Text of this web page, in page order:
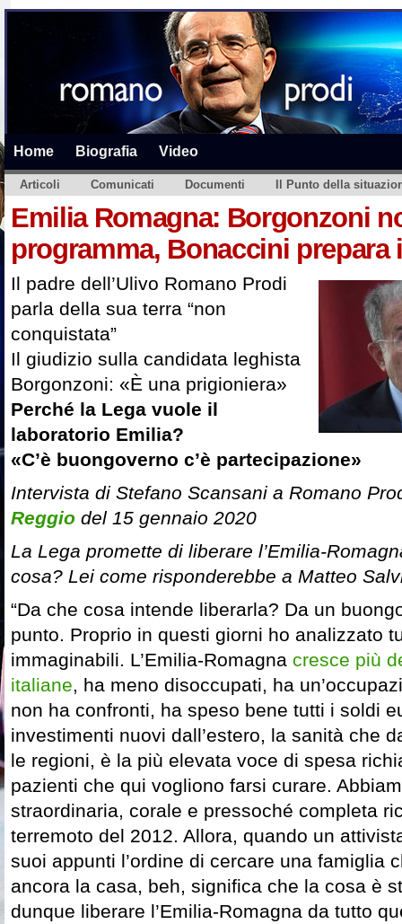
Home Biografia Video
Articoli Comunicati Documenti Il Punto della
Emilia Romagna: Borgonzoni
programma, Bonaccini prepara
Il padre dell’Ulivo Romano Prodi
parla della sua terra “non
conquistata”
Il giudizio sulla candidata leghista
Borgonzoni: «È una prigioniera»
Perché la Lega vuole il
laboratorio Emilia?
«C’è buongoverno c’è partecipazione»
Intervista di Stefano Scansani a Romano
Reggio del 15 gennaio 2020
La Lega promette di liberare l’Emilia-
cosa? Lei come risponderebbe a Matteo
“Da che cosa intende liberarla? Da un
punto. Proprio in questi giorni ho analizzato
immaginabili. L’Emilia-Romagna cresce più
italiane, ha meno disoccupati, ha
non ha confronti, ha speso bene tutti i soldi
investimenti nuovi dall’estero, la sanità che
le regioni, è la più elevata voce di spesa
pazienti che qui vogliono farsi curare.
straordinaria, corale e pressoché completa
terremoto del 2012. Allora, quando un
suoi appunti l’ordine di cercare una famiglia
ancora la casa, beh, significa che la cosa è
dunque liberare l’Emilia-Romagna da tutto